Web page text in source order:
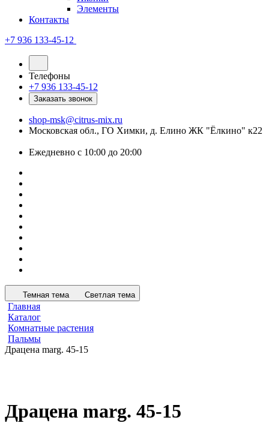
Элементы
Контакты
+7 936 133-45-12
Телефоны
+7 936 133-45-12
Заказать звонок
shop-msk@citrus-mix.ru
Московская обл., ГО Химки, д. Елино ЖК "Ёлкино" к22
Ежедневно с 10:00 до 20:00
Темная тема Светлая тема
Главная
Каталог
Комнатные растения
Пальмы
Драцена marg. 45-15
Драцена marg. 45-15